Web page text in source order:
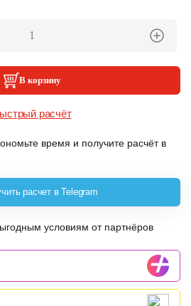
В корзину
расчёт
время и получите расчёт в
расчет в Telegram
условиям от партнёров